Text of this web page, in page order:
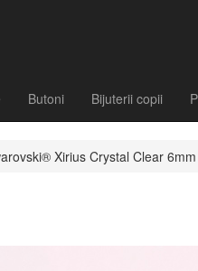
Butoni Bijuterii copii
Xirius Crystal Clear
Cercei